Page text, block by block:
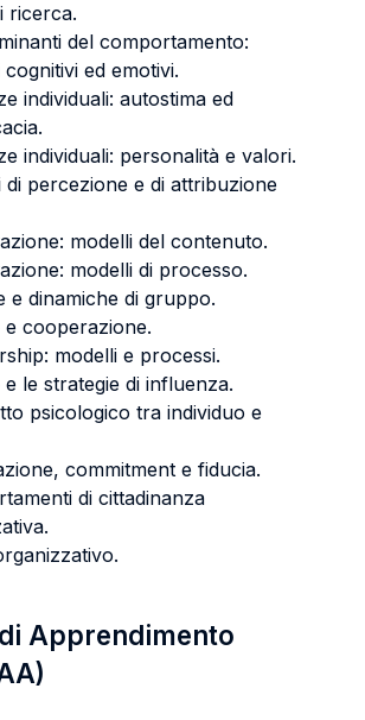
ricerca.
del comportamento:
ed emotivi.
individuali: autostima ed
individuali: personalità e valori.
di percezione e di attribuzione
modelli del contenuto.
modelli di processo.
e dinamiche di gruppo.
cooperazione.
modelli e processi.
le strategie di influenza.
psicologico tra individuo e
commitment e fiducia.
di cittadinanza
Apprendimento